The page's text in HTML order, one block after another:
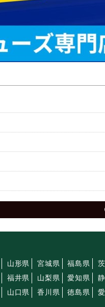
山形県 宮城県 福島県
福井県 山梨県 愛知県
山口県 香川県 徳島県